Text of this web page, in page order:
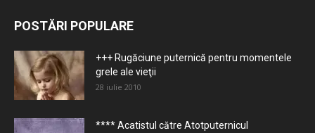
POSTĂRI POPULARE
+++ Rugăciune puternică pentru momentele
grele ale vieţii
28 iulie 2010
**** Acatistul către Atotputernicul